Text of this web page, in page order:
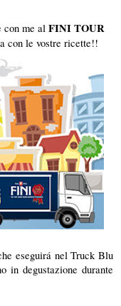
con me alFINI TOUR
con le vostre ricette!!
eseguirá nel Truck Blu
in degustazione durante